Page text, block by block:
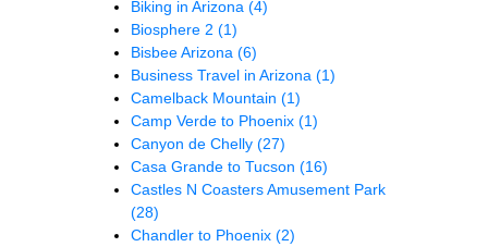
Biking in Arizona (4)
Biosphere 2 (1)
Bisbee Arizona (6)
Business Travel in Arizona (1)
Camelback Mountain (1)
Camp Verde to Phoenix (1)
Canyon de Chelly (27)
Casa Grande to Tucson (16)
Castles N Coasters Amusement Park
(28)
Chandler to Phoenix (2)